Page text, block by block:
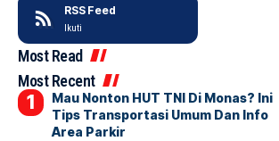
RSS Feed
Ikuti
Most Read
Most Recent
Mau Nonton HUT TNI Di Monas? Ini
Tips Transportasi Umum Dan Info
Area Parkir